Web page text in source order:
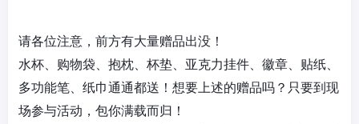
请各位注意，前方有大量赠品出没！
水杯、购物袋、抱枕、杯垫、亚克力挂件、徽章、贴纸、
多功能笔、纸巾通通都送！想要上述的赠品吗？只要到现
场参与活动，包你满载而归！